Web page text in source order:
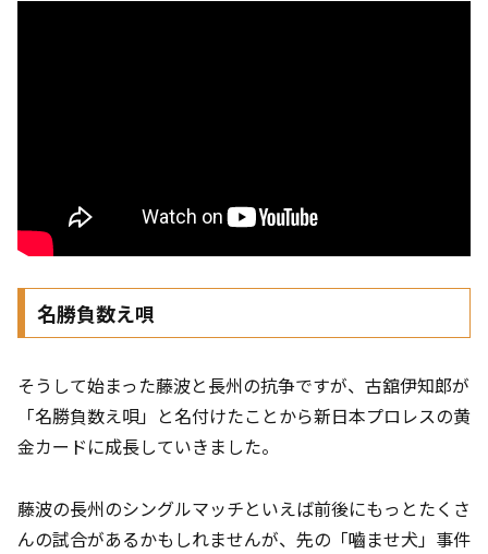
名勝負数え唄
そうして始まった藤波と長州の抗争ですが、古舘伊知郎が
「名勝負数え唄」と名付けたことから新日本プロレスの黄
金カードに成長していきました。
藤波の長州のシングルマッチといえば前後にもっとたくさ
んの試合があるかもしれませんが、先の「嚙ませ犬」事件